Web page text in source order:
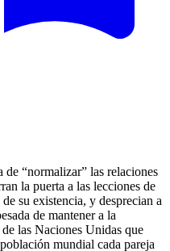
de “normalizar” las relaciones
la puerta a las lecciones de
su existencia, y desprecian a
de mantener a la
las Naciones Unidas que
mundial cada pareja